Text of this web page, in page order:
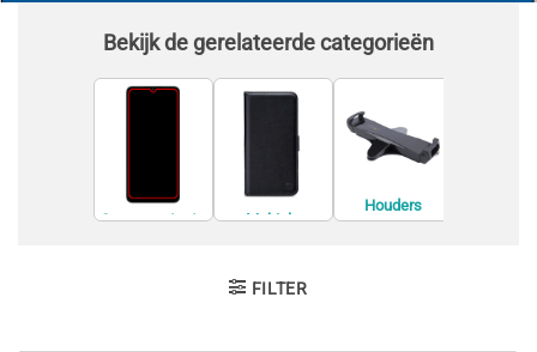
Bekijk de gerelateerde categorieën
Screenprotecto
Mobiele
Houders
FILTER